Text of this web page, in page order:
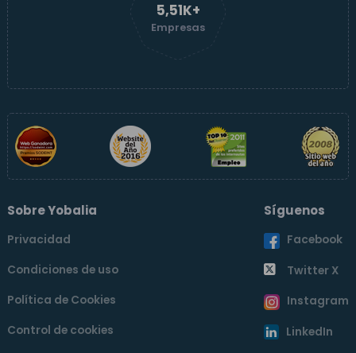
5,51K+
Empresas
Sobre Yobalia
Privacidad
Condiciones de uso
Política de Cookies
Control de cookies
Síguenos
Facebook
Twitter X
Instagram
LinkedIn